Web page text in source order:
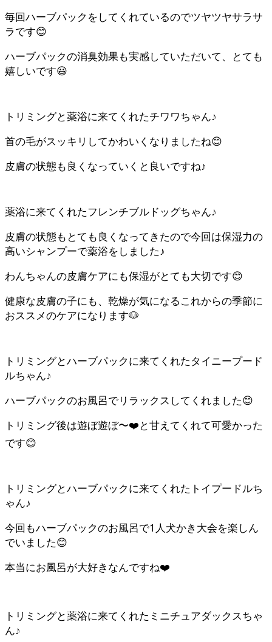
毎回ハーブパックをしてくれているのでツヤツヤサラサ
ラです😊
ハーブパックの消臭効果も実感していただいて、とても
嬉しいです😃
トリミングと薬浴に来てくれたチワワちゃん♪
首の毛がスッキリしてかわいくなりましたね😊
皮膚の状態も良くなっていくと良いですね♪
薬浴に来てくれたフレンチブルドッグちゃん♪
皮膚の状態もとても良くなってきたので今回は保湿力の
高いシャンプーで薬浴をしました♪
わんちゃんの皮膚ケアにも保湿がとても大切です😊
健康な皮膚の子にも、乾燥が気になるこれからの季節に
おススメのケアになります🐶
トリミングとハーブパックに来てくれたタイニープード
ルちゃん♪
ハーブパックのお風呂でリラックスしてくれました😊
トリミング後は遊ぼ遊ぼ〜❤️と甘えてくれて可愛かった
です😊
トリミングとハーブパックに来てくれたトイプードルち
ゃん♪
今回もハーブパックのお風呂で1人犬かき大会を楽しん
でいました😊
本当にお風呂が大好きなんですね❤️
トリミングと薬浴に来てくれたミニチュアダックスちゃ
ん♪